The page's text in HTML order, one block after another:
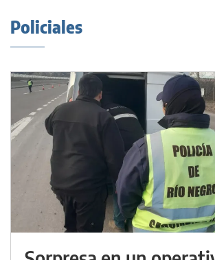
Policiales